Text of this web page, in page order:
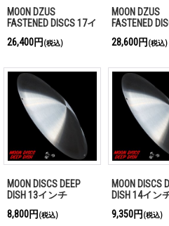
MOON DZUS
FASTENED DISCS 17イ
26,400円 (税込)
MOON DZUS
FASTENED
28,600円 (税込)
MOON DISCS DEEP
DISH 13インチ
8,800円 (税込)
MOON DISCS
DISH 14イン
9,350円 (税込)